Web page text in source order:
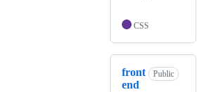
CSS
front
end
Public